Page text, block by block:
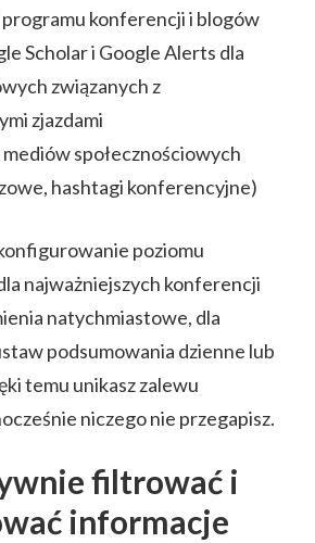
konferencji i blogów
Scholar i Google Alerts dla
związanych z
zjazdami
społecznościowych
hashtagi konferencyjne)
poziomu
najważniejszych konferencji
natychmiastowe, dla
podsumowania dzienne lub
temu unikasz zalewu
niczego nie przegapisz.
filtrować i
informacje